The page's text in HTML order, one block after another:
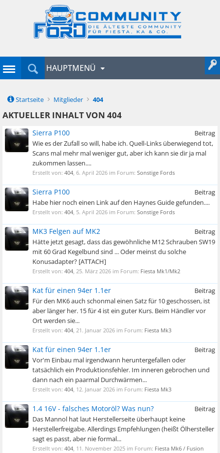
Startseite Mitglieder 404
AKTUELLER INHALT VON 404
Beitrag
Sierra P100
Wie es der Zufall so will, habe ich. Quell-Links überwiegend tot,
Scans mal mehr mal weniger gut, aber ich kann sie dir ja mal
zukommen lassen....
Erstellt von: 404 6. April 2026 im Forum: Sonstige Fords
Beitrag
Sierra P100
Habe hier noch einen Link auf den Haynes Guide gefunden....
Erstellt von: 404 5. April 2026 im Forum: Sonstige Fords
Beitrag
MK3 Felgen auf MK2
Hätte jetzt gesagt, dass das gewöhnliche M12 Schrauben SW19
mit 60 Grad Kegelbund sind ... Oder meinst du solche
Konusadapter? [ATTACH]
Erstellt von: 404 25. März 2026 im Forum: Fiesta Mk1/Mk2
Beitrag
Kat für einen 94er 1.1er
Für den MK6 auch schonmal einen Satz für 10 geschossen, ist
aber länger her. 15 für 4 ist ein guter Kurs. Beim Händler vor
Ort werden sie...
Erstellt von: 404 21. Januar 2026 im Forum: Fiesta Mk3
Beitrag
Kat für einen 94er 1.1er
Vor'm Einbau mal irgendwann heruntergefallen oder
tatsächlich ein Produktionsfehler. Im inneren gebrochen und
dann nach ein paarmal Durchwärmen...
Erstellt von: 404 12. Januar 2026 im Forum: Fiesta Mk3
Beitrag
1.4 16V - falsches Motoröl? Was nun?
Das Mannol hat laut Herstellerseite überhaupt keine
Herstellerfreigabe. Allerdings Empfehlungen (heißt Ölhersteller
sagt es passt, aber nie formal...
Erstellt von: 404 11. November 2025 im Forum: Fiesta Mk6 / Fusion
HAUPTMENÜ